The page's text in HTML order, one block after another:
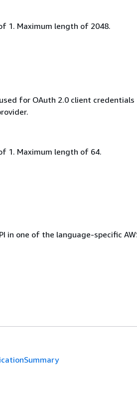
1. Maximum length of 2048.
for OAuth 2.0 client credentials
1. Maximum length of 64.
in one of the language-specific